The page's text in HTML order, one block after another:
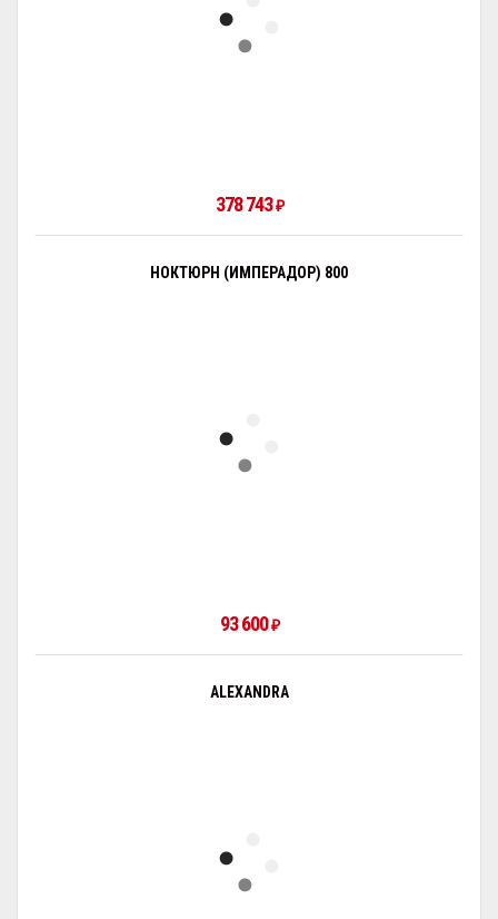
378 743₽
НОКТЮРН (ИМПЕРАДОР) 800
93 600₽
ALEXANDRA